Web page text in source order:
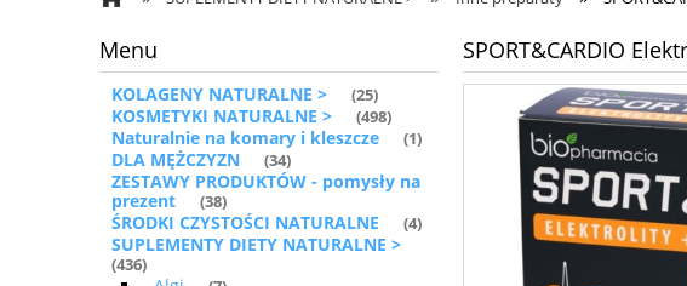
Menu
KOLAGENY NATURALNE > (25)
KOSMETYKI NATURALNE > (498)
Naturalnie na komary i kleszcze (1)
DLA MĘŻCZYZN (34)
ZESTAWY PRODUKTÓW - pomysły na
prezent
(38)
ŚRODKI CZYSTOŚCI NATURALNE (4)
SUPLEMENTY DIETY NATURALNE >
(436)
SPORT&CARDIO